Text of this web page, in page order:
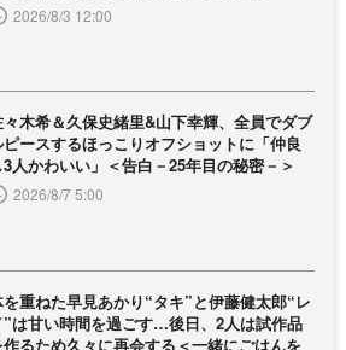
2026/8/3 12:00
々木希＆久保史緒里&山下幸輝、全員でダブ
ピースするほっこりオフショットに「仲良
3人かわいい」＜告白－25年目の秘密－＞
2026/8/7 5:00
を重ねた早見あかり“タキ”と伊藤健太郎“レ
”は甘い時間を過ごす…後日、2人は試作品
作るため久々に再会する＜一緒にごはんを